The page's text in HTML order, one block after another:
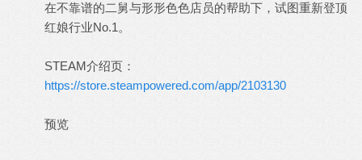
在不靠谱的二舅与形形色色店员的帮助下，试图重新登顶
红娘行业No.1。
STEAM介绍页：
https://store.steampowered.com/app/2103130
预览